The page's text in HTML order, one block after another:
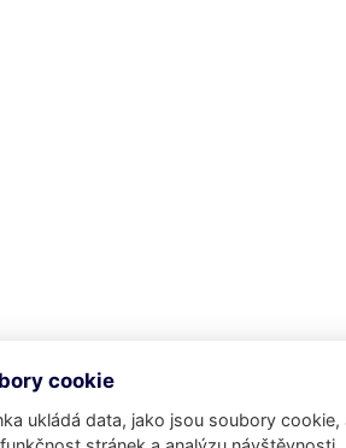
cookie
ukládá data, jako jsou soubory cookie,